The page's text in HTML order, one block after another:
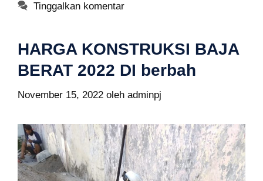
Tinggalkan komentar
HARGA KONSTRUKSI BAJA
BERAT 2022 DI berbah
November 15, 2022 oleh adminpj